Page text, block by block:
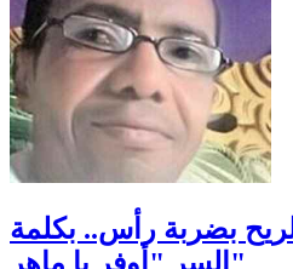
بضربة رأس.. بكلمة